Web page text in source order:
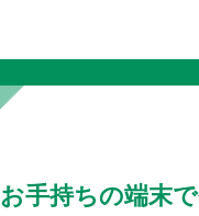
お手持ちの端末